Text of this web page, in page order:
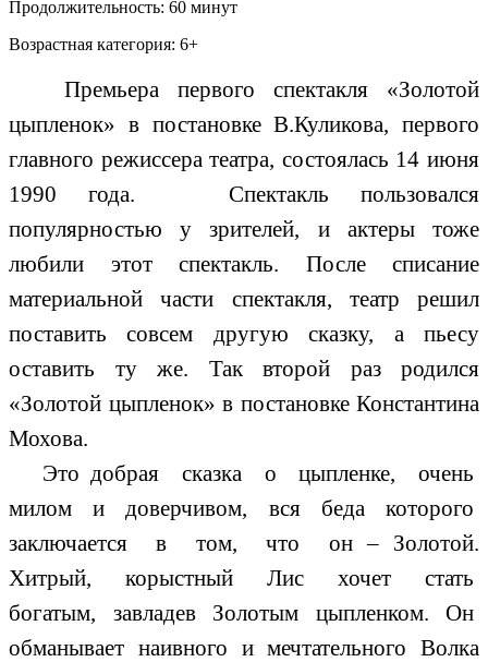
Продолжительность: 60 минут
Возрастная категория: 6+
Премьера первого спектакля «Золотой
цыпленок» в постановке В.Куликова, первого
главного режиссера театра, состоялась 14 июня
1990 года. Спектакль пользовался
популярностью у зрителей, и актеры тоже
любили этот спектакль. После списание
материальной части спектакля, театр решил
поставить совсем другую сказку, а пьесу
оставить ту же. Так второй раз родился
«Золотой цыпленок» в постановке Константина
Мохова.
Это добрая сказка о цыпленке, очень
милом и доверчивом, вся беда которого
заключается в том, что он – Золотой.
Хитрый, корыстный Лис хочет стать
богатым, завладев Золотым цыпленком. Он
обманывает наивного и мечтательного Волка